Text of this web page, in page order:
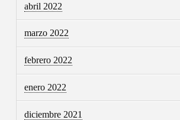
abril 2022
marzo 2022
febrero 2022
enero 2022
diciembre 2021